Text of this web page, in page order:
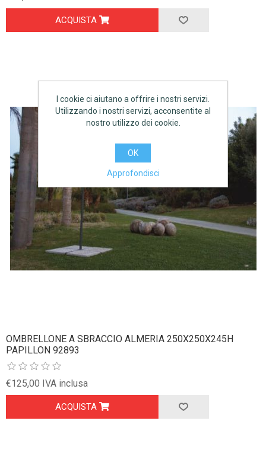
ACQUISTA
OMBRELLONE A SBRACCIO ALMERIA 250X250X245H
PAPILLON 92893
€125,00 IVA inclusa
ACQUISTA
I cookie ci aiutano a offrire i nostri servizi.
Utilizzando i nostri servizi, acconsentite al
nostro utilizzo dei cookie.
OK
Approfondisci